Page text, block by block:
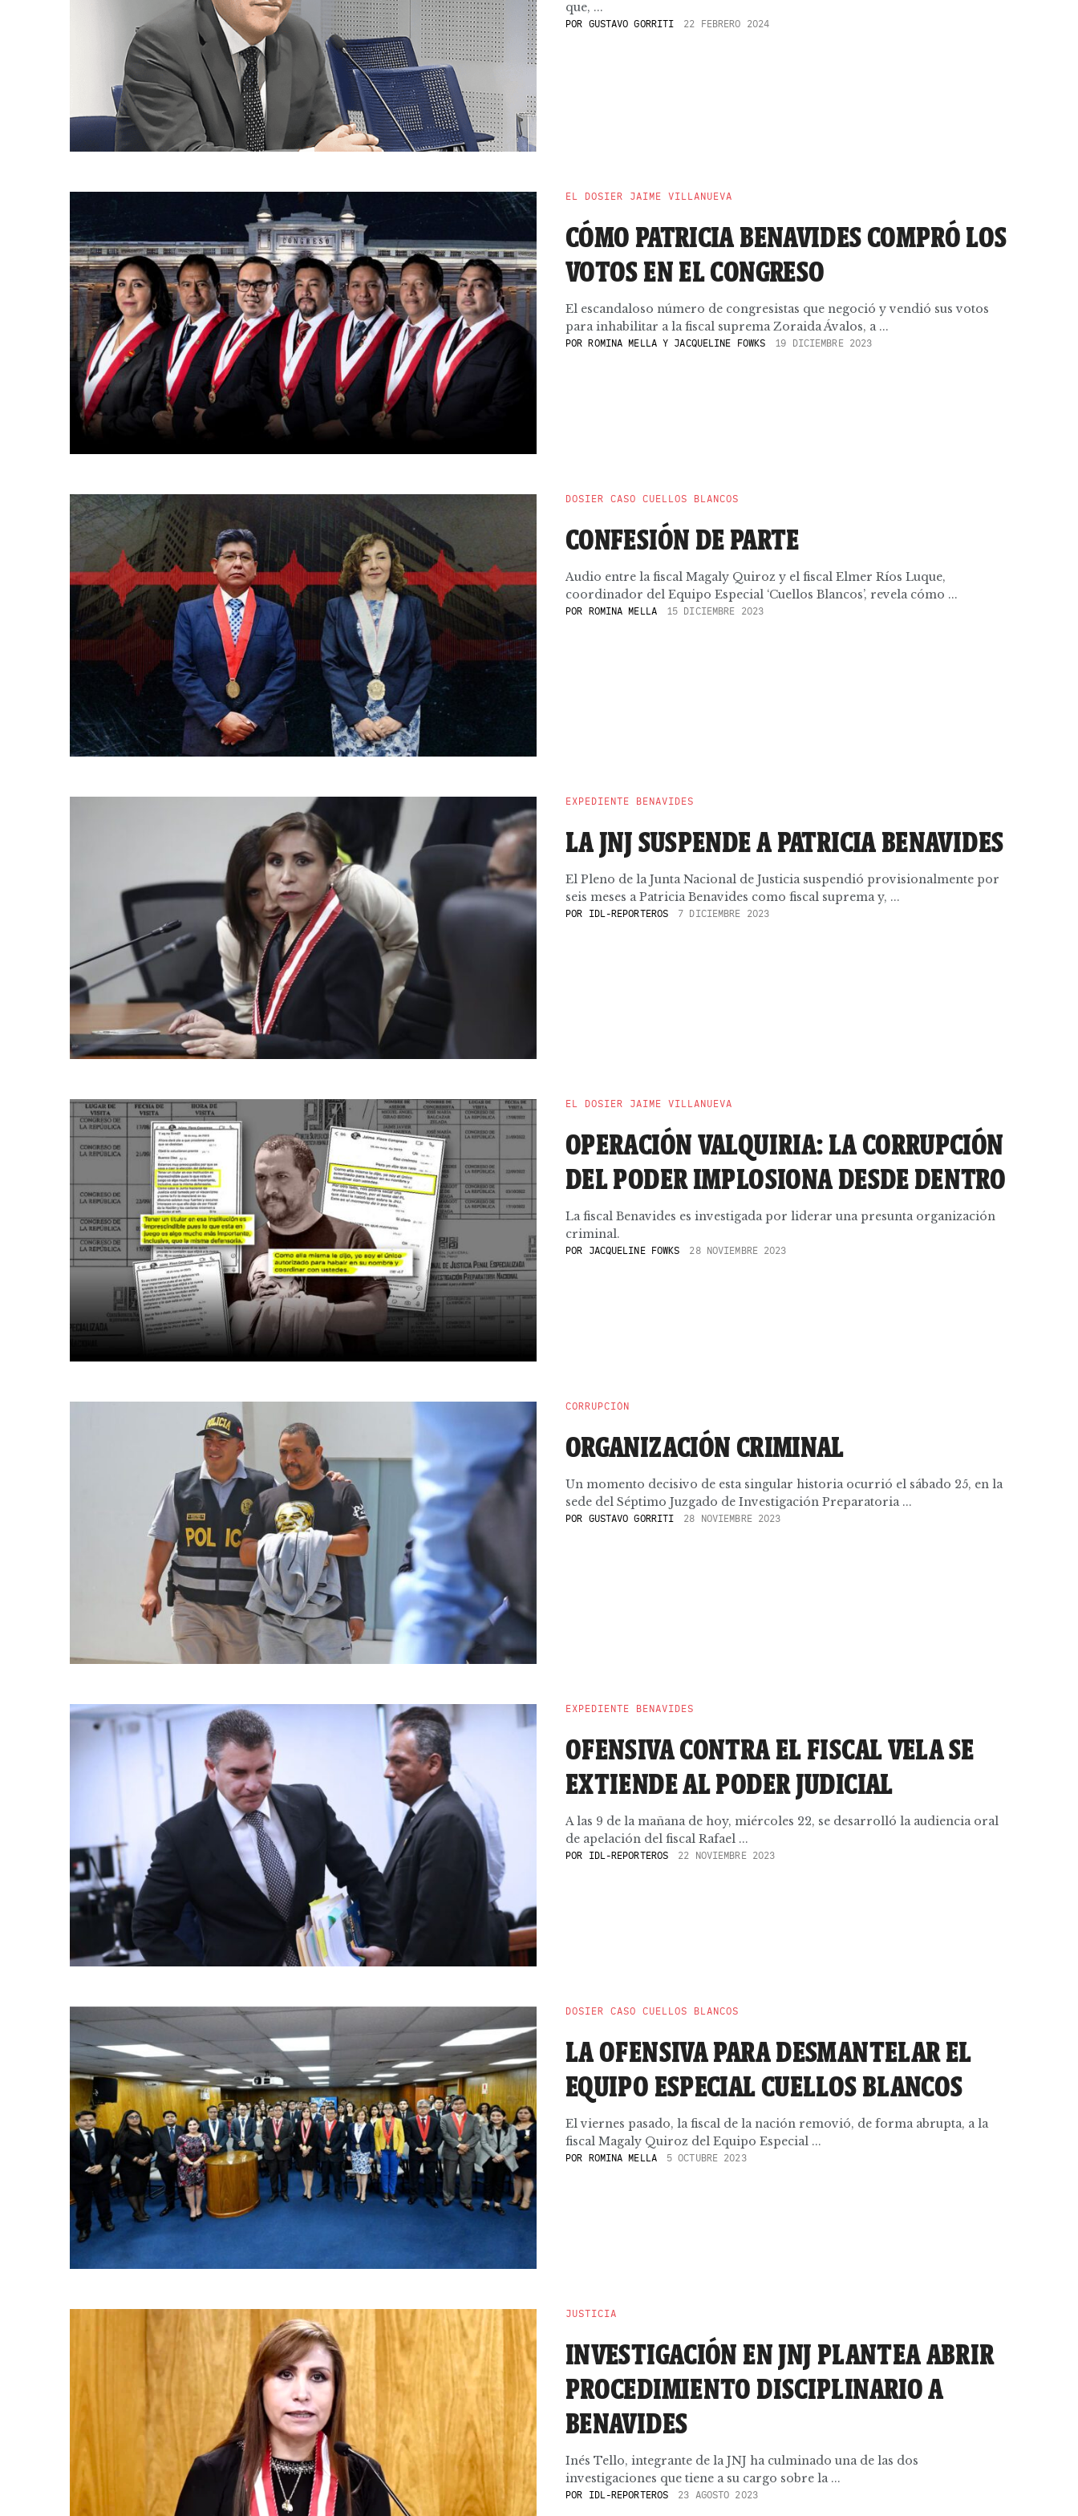
que, ...
POR GUSTAVO GORRITI 22 FEBRERO 2024
EL DOSIER JAIME VILLANUEVA
CÓMO PATRICIA BENAVIDES COMPRÓ LOS
VOTOS EN EL CONGRESO
El escandaloso número de congresistas que negoció y vendió sus votos
para inhabilitar a la fiscal suprema Zoraida Ávalos, a ...
POR ROMINA MELLA Y JACQUELINE FOWKS 19 DICIEMBRE 2023
DOSIER CASO CUELLOS BLANCOS
CONFESIÓN DE PARTE
Audio entre la fiscal Magaly Quiroz y el fiscal Elmer Ríos Luque,
coordinador del Equipo Especial ‘Cuellos Blancos’, revela cómo ...
POR ROMINA MELLA 15 DICIEMBRE 2023
EXPEDIENTE BENAVIDES
LA JNJ SUSPENDE A PATRICIA BENAVIDES
El Pleno de la Junta Nacional de Justicia suspendió provisionalmente por
seis meses a Patricia Benavides como fiscal suprema y, ...
POR IDL-REPORTEROS 7 DICIEMBRE 2023
EL DOSIER JAIME VILLANUEVA
OPERACIÓN VALQUIRIA: LA CORRUPCIÓN
DEL PODER IMPLOSIONA DESDE DENTRO
La fiscal Benavides es investigada por liderar una presunta organización
criminal.
POR JACQUELINE FOWKS 28 NOVIEMBRE 2023
CORRUPCIÓN
ORGANIZACIÓN CRIMINAL
Un momento decisivo de esta singular historia ocurrió el sábado 25, en la
sede del Séptimo Juzgado de Investigación Preparatoria ...
POR GUSTAVO GORRITI 28 NOVIEMBRE 2023
EXPEDIENTE BENAVIDES
OFENSIVA CONTRA EL FISCAL VELA SE
EXTIENDE AL PODER JUDICIAL
A las 9 de la mañana de hoy, miércoles 22, se desarrolló la audiencia oral
de apelación del fiscal Rafael ...
POR IDL-REPORTEROS 22 NOVIEMBRE 2023
DOSIER CASO CUELLOS BLANCOS
LA OFENSIVA PARA DESMANTELAR EL
EQUIPO ESPECIAL CUELLOS BLANCOS
El viernes pasado, la fiscal de la nación removió, de forma abrupta, a la
fiscal Magaly Quiroz del Equipo Especial ...
POR ROMINA MELLA 5 OCTUBRE 2023
JUSTICIA
INVESTIGACIÓN EN JNJ PLANTEA ABRIR
PROCEDIMIENTO DISCIPLINARIO A
BENAVIDES
Inés Tello, integrante de la JNJ ha culminado una de las dos
investigaciones que tiene a su cargo sobre la ...
POR IDL-REPORTEROS 23 AGOSTO 2023